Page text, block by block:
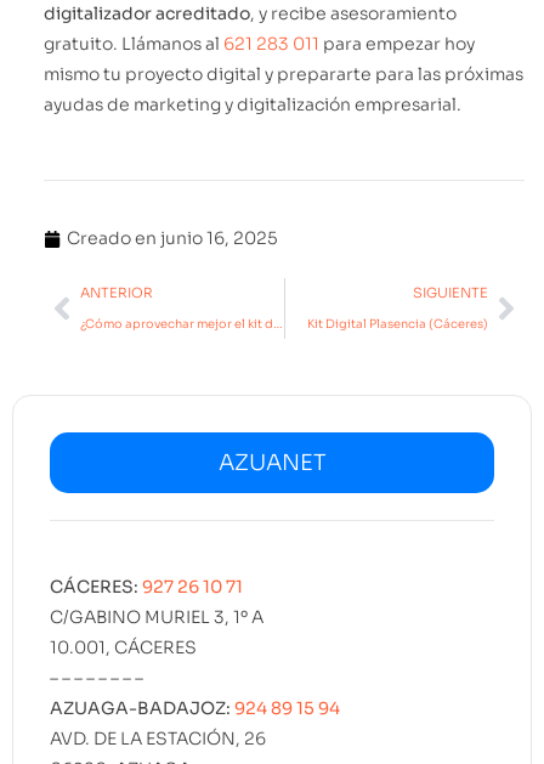
digitalizador acreditado, y recibe asesoramiento
gratuito. Llámanos al 621 283 011 para empezar hoy
mismo tu proyecto digital y prepararte para las próximas
ayudas de marketing y digitalización empresarial.
Creado en junio 16, 2025
ANTERIOR
¿Cómo aprovechar mejor el kit digital?​
SIGUIENTE
Kit Digital Plasencia (Cáceres)
AZUANET
CÁCERES: 927 26 10 71
C/GABINO MURIEL 3, 1º A
10.001, CÁCERES
– – – – – – – –
AZUAGA-BADAJOZ: 924 89 15 94
AVD. DE LA ESTACIÓN, 26